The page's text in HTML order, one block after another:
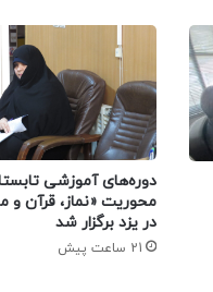
دوره‌های آموزشی
محوریت «نماز، قرآن و
در یزد برگزار شد
21 ساعت پیش